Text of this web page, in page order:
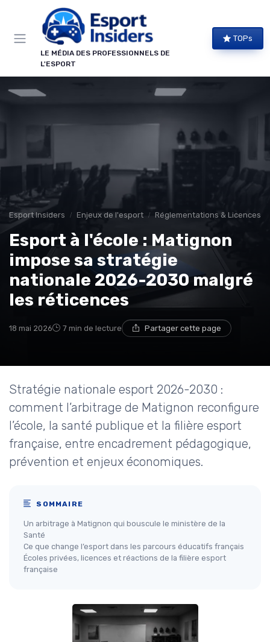
LE MÉDIA DES PROFESSIONNELS DE
L'ESPORT
TOPs
Esport Insiders Enjeux de l'esport Réglementations & Licences
Esport à l'école : Matignon
impose sa stratégie
nationale 2026-2030 malgré
les réticences
18 mai 2026 7 min de lecture Partager cette page
Stratégie nationale esport 2026-2030 :
comment l’arbitrage de Matignon reconfigure
l’école, la santé publique et la filière esport
française, entre encadrement pédagogique,
prévention et enjeux économiques.
SOMMAIRE
Un arbitrage à Matignon qui bouscule le ministère de la
Santé
Ce que change l’esport dans les parcours éducatifs français
Écoles privées, licences et réactions de la filière esport
française
Panneau de gestion des cookies